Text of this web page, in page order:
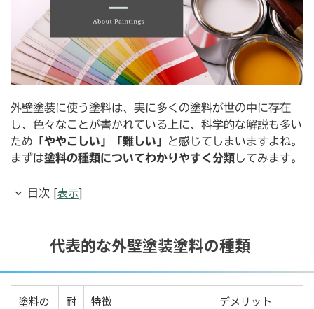
外壁塗装に使う塗料は、実に多くの塗料が世の中に存在
し、色々なことが書かれている上に、科学的な解説も多い
ため 「ややこしい」「難しい」
と感じてしまいますよね。
まずは塗料の種類についてわかりやすく分類してみます。
目次 [表示]
代表的な外壁塗装塗料の種類
塗料の
耐
特徴 デメリット